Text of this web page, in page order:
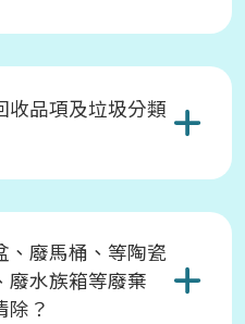
收品項及垃圾分類
、廢馬桶、等陶瓷
廢水族箱等廢棄
除？